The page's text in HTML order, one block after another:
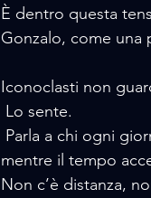
È dentro questa
Gonzalo, come una
Iconoclasti non
Lo sente.
mentre il tempo
Non c’è distanza,